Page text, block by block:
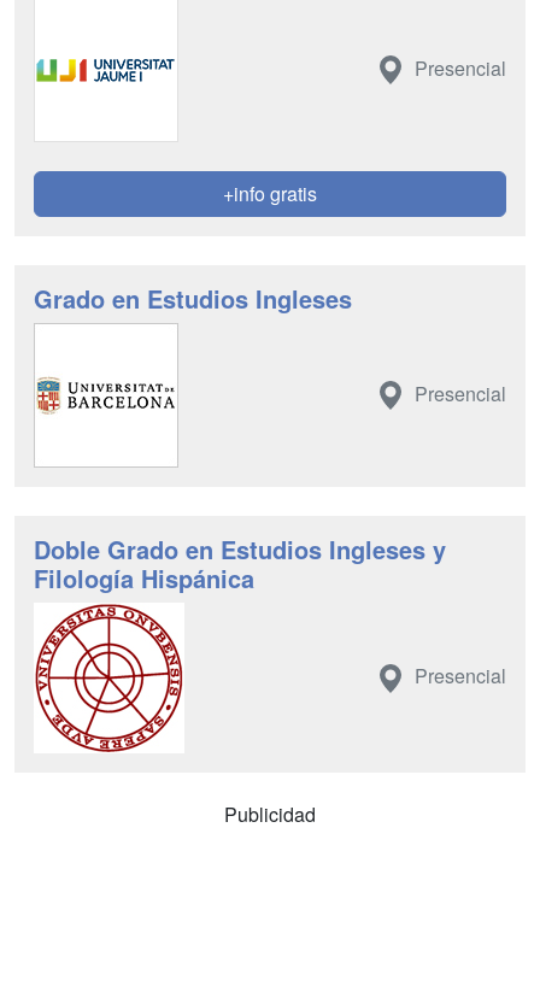
Presencial
+info gratis
Grado en Estudios Ingleses
Presencial
Doble Grado en Estudios Ingleses y
Filología Hispánica
Presencial
Publicidad